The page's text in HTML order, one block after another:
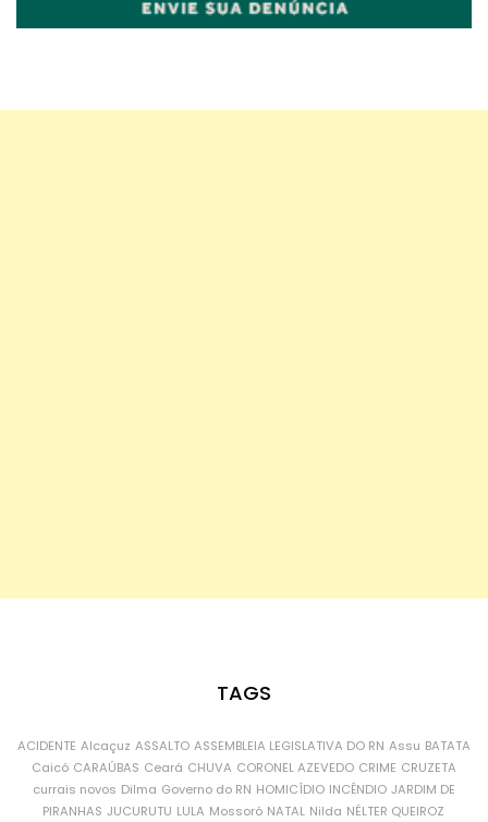
TAGS
ACIDENTE Alcaçuz ASSALTO ASSEMBLEIA LEGISLATIVA DO RN Assu BATATA
Caicó CARAÚBAS Ceará CHUVA CORONEL AZEVEDO CRIME CRUZETA
currais novos Dilma Governo do RN HOMICÍDIO INCÊNDIO JARDIM DE
PIRANHAS JUCURUTU LULA Mossoró NATAL Nilda NÉLTER QUEIROZ